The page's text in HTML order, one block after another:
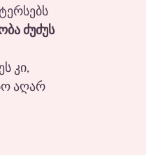
ძუძუს
კი,
აღარ